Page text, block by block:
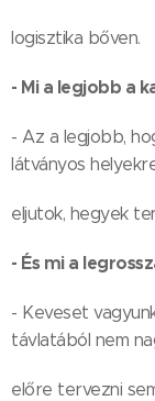
logisztika bőven.
- Mi a legjobb a
- Az a legjobb,
látványos
eljutok, hegyek
- És mi a
- Keveset
távlatából nem
előre tervezni